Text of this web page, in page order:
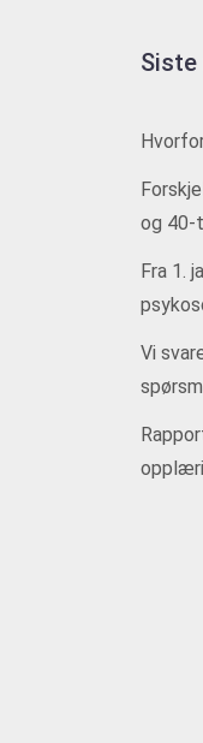
Siste
og 40-
Fra 1.
Vi